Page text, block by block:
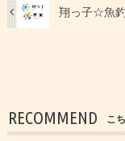
翔っ子☆魚
RECOMMEND こ